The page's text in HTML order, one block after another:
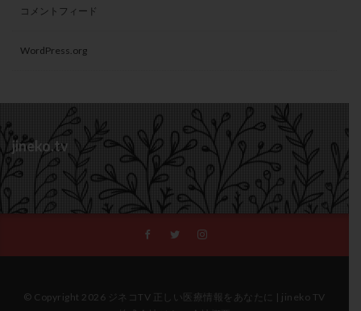
コメントフィード
WordPress.org
jineko.tv
© Copyright 2026 ジネコTV 正しい医療情報をあなたに | jineko TV